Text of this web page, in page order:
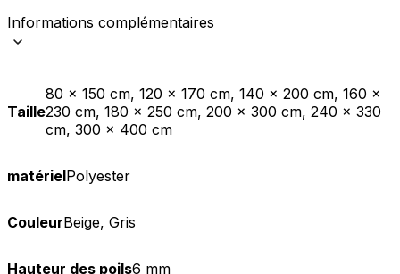
Informations complémentaires
Taille
80 x 150 cm, 120 x 170 cm, 140 x 200 cm, 160 x
230 cm, 180 x 250 cm, 200 x 300 cm, 240 x 330
cm, 300 x 400 cm
matérielPolyester
CouleurBeige, Gris
Hauteur des poils6 mm